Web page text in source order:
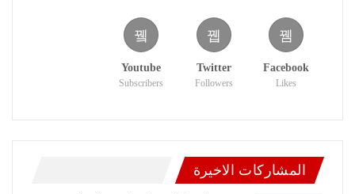
Facebook
Likes
Twitter
Followers
Youtube
Subscribers
المشاركات الاخيرة